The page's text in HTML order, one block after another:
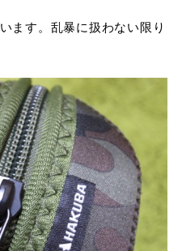
ます。乱暴に扱わない限り